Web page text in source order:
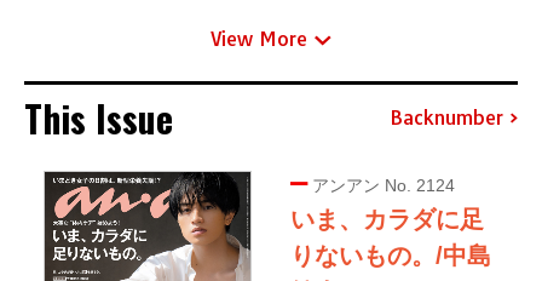
View More
This Issue Backnumber
アンアン No. 2124
いま、カラダに足
りないもの。/中島